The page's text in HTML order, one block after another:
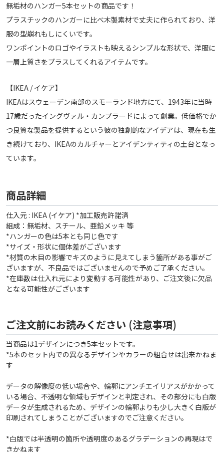
無垢材のハンガー5本セットの商品です！
プラスチックのハンガーに比べ木製素材で丈夫に作られており、洋
服の型崩れもしにくいです。
ワンポイントのロゴやイラストも映えるシンプルな形状で、洋服に
一層上質さをプラスしてくれるアイテムです。
【IKEA / イケア】
IKEAはスウェーデン南部のスモーランド地方にて、1943年に当時
17歳だったイングヴァル・カンプラードによって創業。低価格でか
つ良質な製品を提供するという彼の独創的なアイデアは、現在も生
き続けており、IKEAのカルチャーとアイデンティティの土台となっ
ています。
商品詳細
仕入元 : IKEA (イケア) *加工販売許諾済
組成：無垢材、スチール、亜鉛メッキ 等
*ハンガーの色は5本とも同じ色です
*サイズ・形状に個体差がございます
*材質の木目の影響でキズのように見えてしまう箇所がある事がご
ざいますが、不良品ではございませんので予めご了承ください。
*在庫数は仕入れ元により変動する可能性があり、ご注文後に欠品
となる可能性がございます
ご注文前にお読みください (注意事項)
当商品は1デザインにつき5本セットです。
*5本のセット内での異なるデザインやカラーの組合せは出来かねま
す
データの解像度の低い場合や、輪郭にアンチエイリアスがかかって
いる場合、不透明な領域もデザインと判定され、その部分にも白版
データが生成されるため、デザインの輪郭よりも少し大きく白版が
印刷されてしまうことがございますのでご注意ください。
*白版では半透明の箇所や透明度のあるグラデーションの再現はで
きかねます